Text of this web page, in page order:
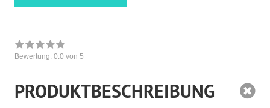
Bewertung: 0.0 von 5
PRODUKTBESCHREIBUNG